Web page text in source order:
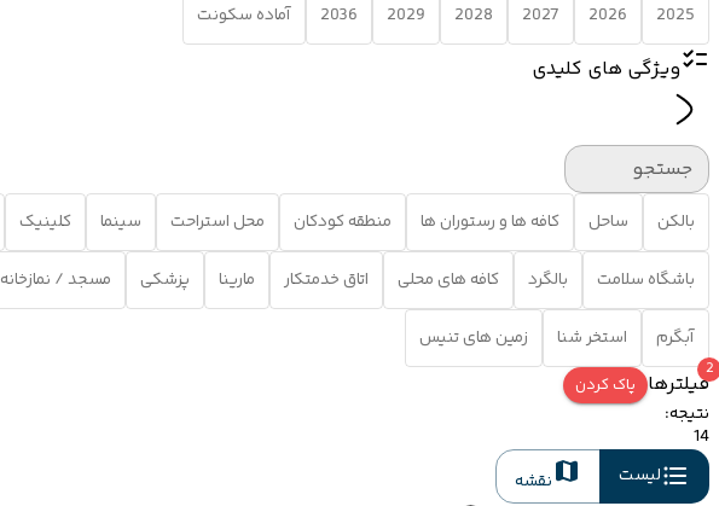
2025
2026
2027
2028
2029
2036 آماده سکونت
ویژگی های کلیدی
جستجو
بالکن ساحل کافه ها و رستوران ها منطقه کودکان محل استراحت سینما کلینیک
باشگاه سلامت بالگرد کافه های محلی اتاق خدمتکار مارینا پزشکی مسجد / نمازخانه
آبگرم استخر شنا زمین های تنیس
فیلترها
2
پاک کردن
نتیجه:
14
لیست
نقشه